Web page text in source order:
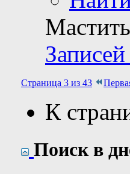
Страница 3 из 43
К
Поиск в